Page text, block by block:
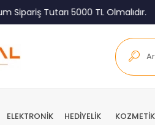
Tutarı 5000 TL Olmalıdır.
ELEKTRONİK HEDİYELİK KOZMETİK